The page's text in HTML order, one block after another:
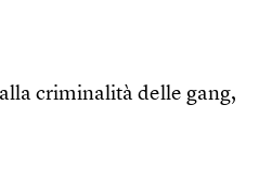
criminalità delle gang,